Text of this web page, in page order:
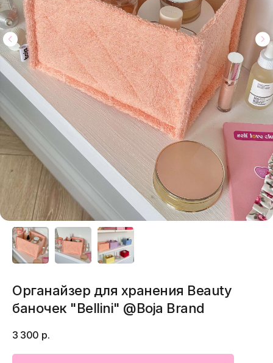
Органайзер для хранения Beauty
баночек "Bellini" @Boja Brand
3 300 р.